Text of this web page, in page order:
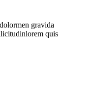
gravida
quis